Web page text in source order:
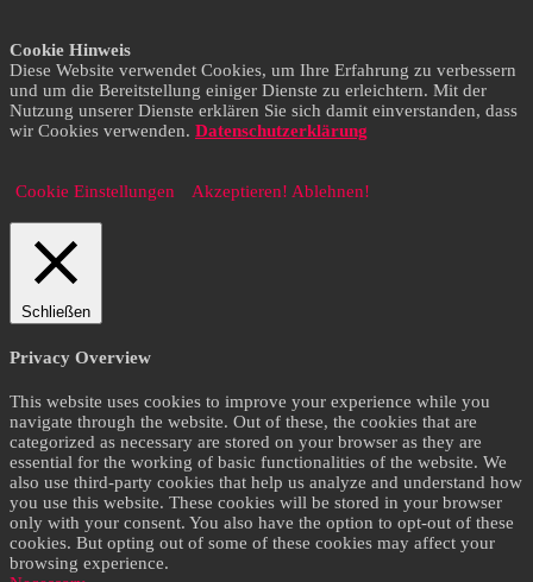
Cookie Hinweis
Diese Website verwendet Cookies, um Ihre Erfahrung zu verbessern
und um die Bereitstellung einiger Dienste zu erleichtern. Mit der
Nutzung unserer Dienste erklären Sie sich damit einverstanden, dass
wir Cookies verwenden. Datenschutzerklärung
Cookie Einstellungen Akzeptieren! Ablehnen!
Schließen
Privacy Overview
This website uses cookies to improve your experience while you
navigate through the website. Out of these, the cookies that are
categorized as necessary are stored on your browser as they are
essential for the working of basic functionalities of the website. We
also use third-party cookies that help us analyze and understand how
you use this website. These cookies will be stored in your browser
only with your consent. You also have the option to opt-out of these
cookies. But opting out of some of these cookies may affect your
browsing experience.